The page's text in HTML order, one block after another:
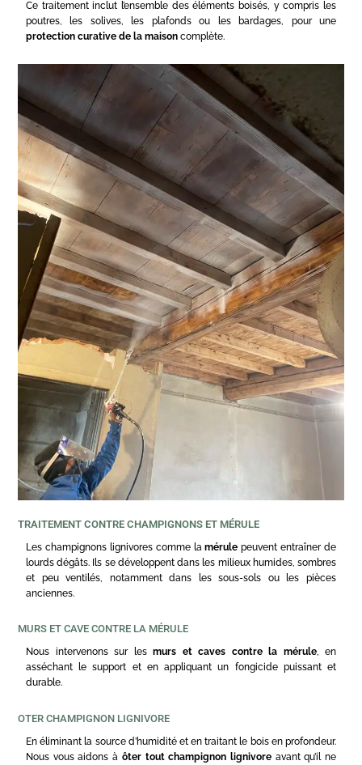
Ce traitement inclut l’ensemble des éléments boisés, y compris les
poutres, les solives, les plafonds ou les bardages, pour une
protection curative de la maison complète.
TRAITEMENT CONTRE CHAMPIGNONS ET MÉRULE
Les champignons lignivores comme lamérule peuvent entraîner de
lourds dégâts. Ils se développent dans les milieux humides, sombres
et peu ventilés, notamment dans les sous-sols ou les pièces
anciennes.
MURS ET CAVE CONTRE LA MÉRULE
Nous intervenons sur les murs et caves contre la mérule, en
asséchant le support et en appliquant un fongicide puissant et
durable.
OTER CHAMPIGNON LIGNIVORE
En éliminant la source d’humidité et en traitant le bois en profondeur.
Nous vous aidons à ôter tout champignon lignivoreavant qu’il ne